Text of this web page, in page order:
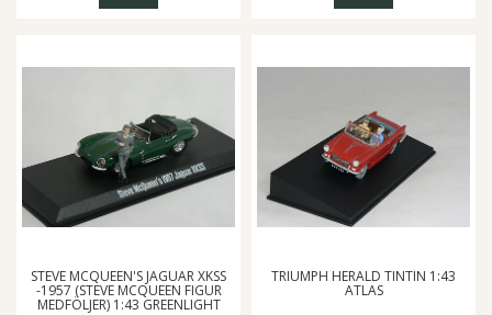
STEVE MCQUEEN'S JAGUAR XKSS
-1957 (STEVE MCQUEEN FIGUR
MEDFÖLJER) 1:43 GREENLIGHT
TRIUMPH HERALD TINTIN 1:43
ATLAS